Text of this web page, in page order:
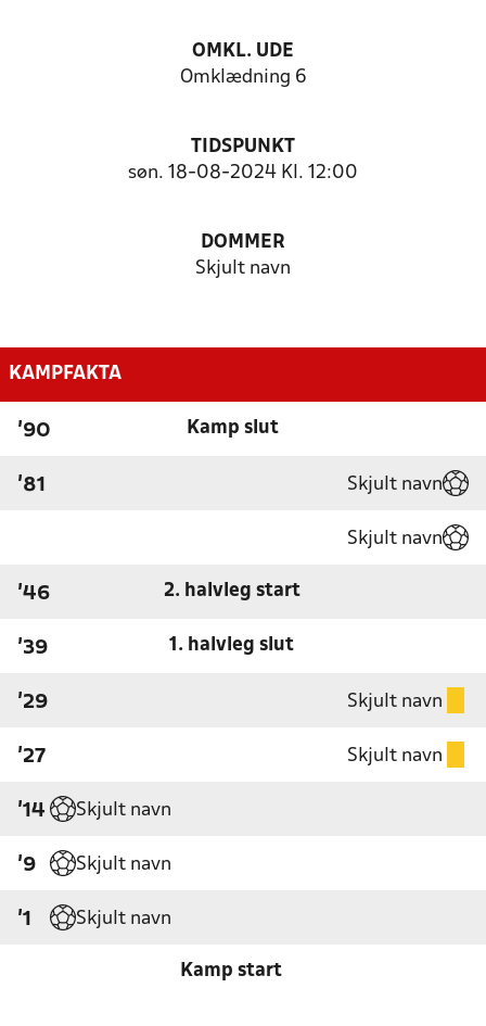
OMKL. UDE
Omklædning 6
TIDSPUNKT
søn. 18-08-2024 Kl. 12:00
DOMMER
Skjult navn
KAMPFAKTA
'90 Kamp slut
'81 Skjult navn
Skjult navn
'46 2. halvleg start
'39 1. halvleg slut
'29 Skjult navn
'27 Skjult navn
'14 Skjult navn
'9 Skjult navn
'1 Skjult navn
Kamp start